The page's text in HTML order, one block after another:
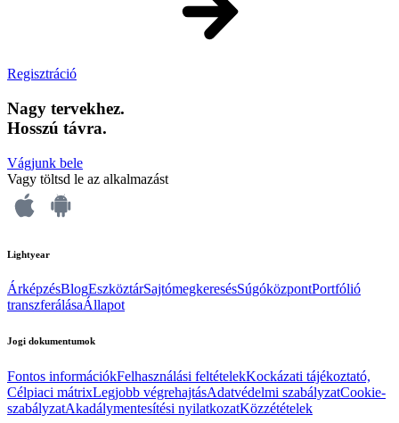
Regisztráció
Nagy tervekhez.
Hosszú távra.
Vágjunk bele
Vagy töltsd le az alkalmazást
Lightyear
ÁrképzésBlogEszköztárSajtómegkeresésSúgóközpontPortfólió
transzferálásaÁllapot
Jogi dokumentumok
Fontos információkFelhasználási feltételekKockázati tájékoztató,
Célpiaci mátrixLegjobb végrehajtásAdatvédelmi szabályzatCookie-
szabályzatAkadálymentesítési nyilatkozatKözzétételek